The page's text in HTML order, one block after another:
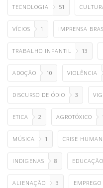
TECNOLOGIA 51
VÍCIOS 1 IMPRENSA
TRABALHO INFANTIL 13
ADOÇÃO 10 VIOLÊNCIA
DISCURSO DE ÓDIO 3
ETICA 2 AGROTÓXICO
MÚSICA 1 CRISE
INDIGENAS 8
ALIENAÇÃO 3 EMPREGO